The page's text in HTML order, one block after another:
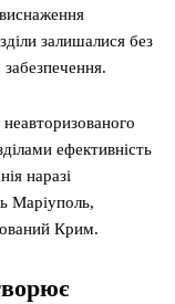
залишалися без
ефективність
наразі
Маріуполь,
Крим.